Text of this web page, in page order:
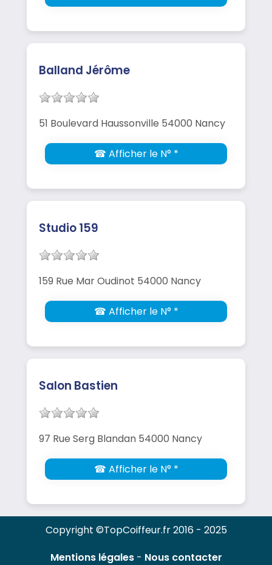
Balland Jérôme
51 Boulevard Haussonville 54000 Nancy
☎ Afficher le N° *
Studio 159
159 Rue Mar Oudinot 54000 Nancy
☎ Afficher le N° *
Salon Bastien
97 Rue Serg Blandan 54000 Nancy
☎ Afficher le N° *
Copyright ©TopCoiffeur.fr 2016 - 2025
Mentions légales- Nous contacter